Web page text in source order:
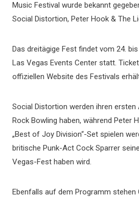
Music Festival wurde bekannt
Social Distortion, Peter Hook & The
Das dreitägige Fest findet vom 24.
Las Vegas Events Center statt.
offiziellen Website des Festivals
Social Distortion werden ihren
Rock Bowling haben, während Peter
„Best of Joy Division“-Set spielen
britische Punk-Act Cock Sparrer
Vegas-Fest haben wird.
Ebenfalls auf dem Programm stehen